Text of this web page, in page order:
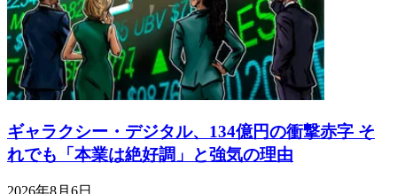
ギャラクシー・デジタル、134億円の衝撃赤字 そ
れでも「本業は絶好調」と強気の理由